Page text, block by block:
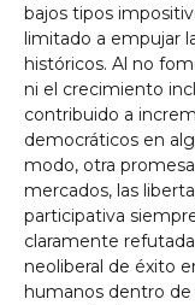
bajos tipos
limitado a empujar
históricos. Al no
ni el crecimiento
contribuido a
democráticos en
modo, otra
mercados, las
participativa
claramente
neoliberal de éxito
humanos dentro de